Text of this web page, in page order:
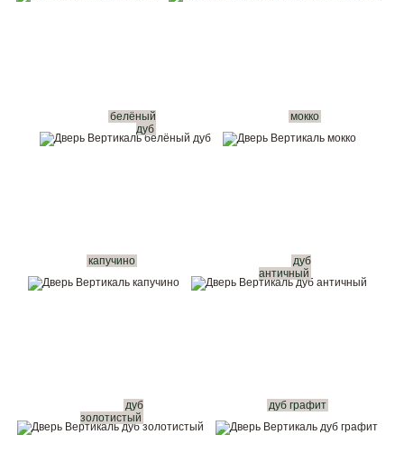
белёный
дуб
мокко
капучино
дуб
античный
дуб
золотистый
дуб графит